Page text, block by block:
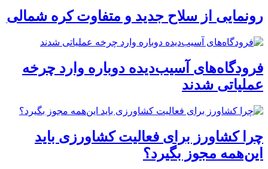
رونمایی از سلاح جدید و متفاوت کره شمالی
فرودگاه‌های آسیب‌دیده دوباره وارد چرخه
عملیاتی شدند
چرا کشاورز برای فعالیت کشاورزی باید
این‌همه مجوز بگیرد؟